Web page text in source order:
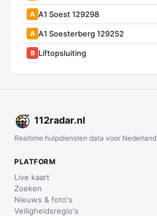
A A1 Soest 129298
A A1 Soesterberg 129252
B Liftopsluiting
112radar.nl
Realtime hulpdiensten data voor Nederland
PLATFORM
Live kaart
Zoeken
Nieuws & foto's
Veiligheidsregio's